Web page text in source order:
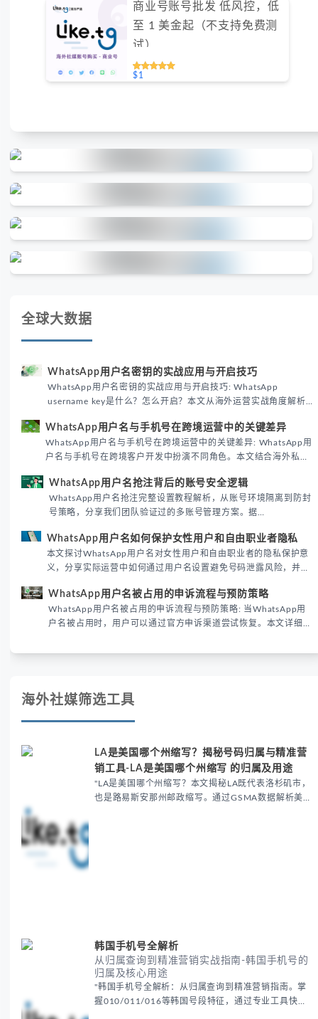
商业号账号批发 低风控，低
至 1 美金起（不支持免费测
试）
$1
全球大数据
WhatsApp用户名密钥的实战应用与开启技巧
WhatsApp用户名密钥的实战应用与开启技巧: WhatsApp
username key是什么？怎么开启？本文从海外运营实战角度解析
境团队高效触达目标客户。
WhatsApp用户名与手机号在跨境运营中的关键差异
WhatsApp用户名与手机号在跨境运营中的关键差异: WhatsApp用
户名与手机号在跨境客户开发中扮演不同角色。本文结合海外私域
际差异，帮助团队优化WhatsApp营销策略。
WhatsApp用户名抢注背后的账号安全逻辑
WhatsApp用户名抢注完整设置教程解析，从账号环境隔离到防封
号策略，分享我们团队验证过的多账号管理方案。据
性直接影响转化率。
WhatsApp用户名如何保护女性用户和自由职业者隐私
本文探讨WhatsApp用户名对女性用户和自由职业者的隐私保护意
义，分享实际运营中如何通过用户名设置避免号码泄露风险，并提
已成为全球数字沟通的首要考量。
WhatsApp用户名被占用的申诉流程与预防策略
WhatsApp用户名被占用的申诉流程与预防策略: 当WhatsApp用
户名被占用时，用户可以通过官方申诉渠道尝试恢复。本文详细解
账号安全。
海外社媒筛选工具
LA是美国哪个州缩写？揭秘号码归属与精准营
销工具-LA是美国哪个州缩写 的归属及用途
"LA是美国哪个州缩写？本文揭秘LA既代表洛杉矶市，
也是路易斯安那州邮政缩写。通过GSMA数据解析美国
韩国手机号全解析
从归属查询到精准营销实战指南-韩国手机号的
归属及核心用途
"韩国手机号全解析：从归属查询到精准营销指南。掌
握010/011/016等韩国号段特征，通过专业工具快速